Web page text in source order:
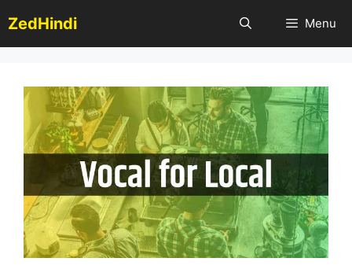
to
content
ZedHindi Menu